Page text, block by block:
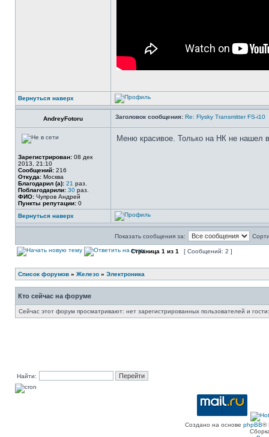
Вернуться наверх
AndreyFotoru Заголовок сообщения: Re: Flysky Transmitter FS-i10
Зарегистрирован: 08 дек
2013, 21:10
Сообщений: 216
Откуда: Москва
Благодарил (а): 21 раз.
Поблагодарили: 30 раз.
ФИО: Чупров Андрей
Пункты репутации: 0
Меню красивое. Только на НК не нашел
Вернуться наверх
Показать сообщения за:
Страница 1 из 1 [ Сообщений: 2 ]
Список форумов » Железо » Электроника
Кто сейчас на форуме
Сейчас этот форум просматривают: нет зарегистрированных пользователей и
Найти:
Создано на основе phpBB®